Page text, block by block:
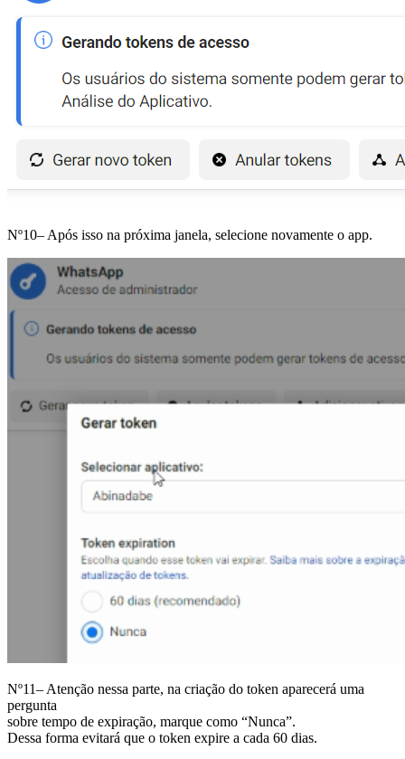
Nº10– Após isso na próxima janela, selecione novamente o app.
Nº11– Atenção nessa parte, na criação do token aparecerá uma
pergunta
sobre tempo de expiração, marque como “Nunca”.
Dessa forma evitará que o token expire a cada 60 dias.